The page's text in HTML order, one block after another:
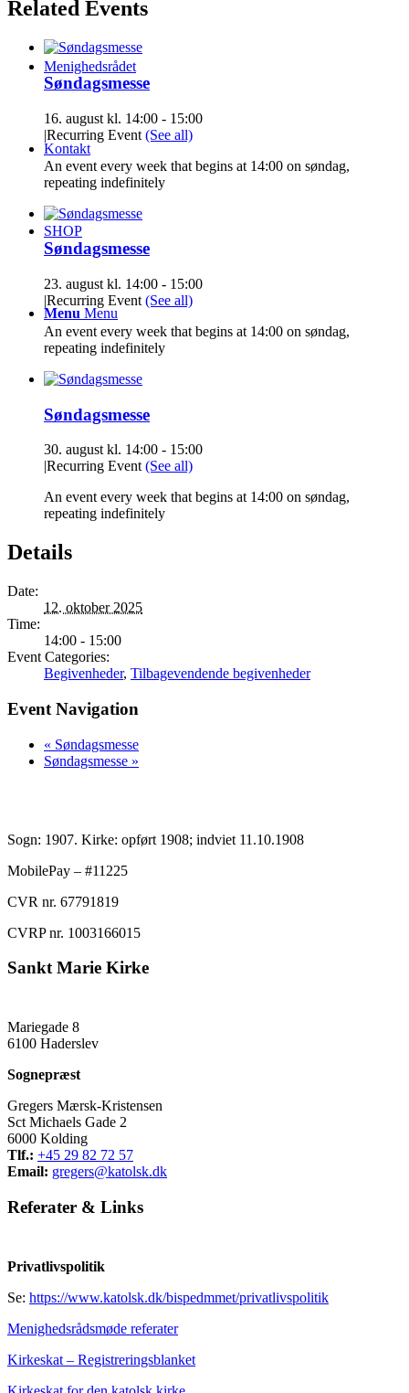
Menighedsrådet
Kontakt
SHOP
Menu Menu
Related Events
Søndagsmesse
16. august kl. 14:00 - 15:00
|Recurring Event (See all)
An event every week that begins at 14:00 on søndag,
repeating indefinitely
Søndagsmesse
23. august kl. 14:00 - 15:00
|Recurring Event (See all)
An event every week that begins at 14:00 on søndag,
repeating indefinitely
Søndagsmesse
30. august kl. 14:00 - 15:00
Recurring Event(See all)
An event every week that begins at 14:00 on søndag,
repeating indefinitely
Details
Date:
12. oktober 2025
Time:
14:00 - 15:00
Event Categories:
Begivenheder, Tilbagevendende begivenheder
Event Navigation
« Søndagsmesse
Søndagsmesse »
Sogn: 1907. Kirke: opført 1908; indviet 11.10.1908
MobilePay – #11225
CVR nr. 67791819
CVRP nr. 1003166015
Sankt Marie Kirke
Mariegade 8
6100 Haderslev
Sognepræst
Gregers Mærsk-Kristensen
Sct Michaels Gade 2
6000 Kolding
Tlf.: +45 29 82 72 57
Email: gregers@katolsk.dk
Referater & Links
Privatlivspolitik
Se: https://www.katolsk.dk/bispedmmet/privatlivspolitik
Menighedsrådsmøde referater
Kirkeskat – Registreringsblanket